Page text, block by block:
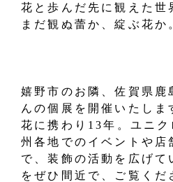
花と歩んだ先に観えた世
まだ観ぬ蕾か、綻ぶ花か
嬉野市のお隣、佐賀県鹿
んの個展を開催いたしま
花に携わり13年。ユニ
州各地でのイベントや店
で、装飾の活動を広げて
をぜひ間近で、ご覧くだ